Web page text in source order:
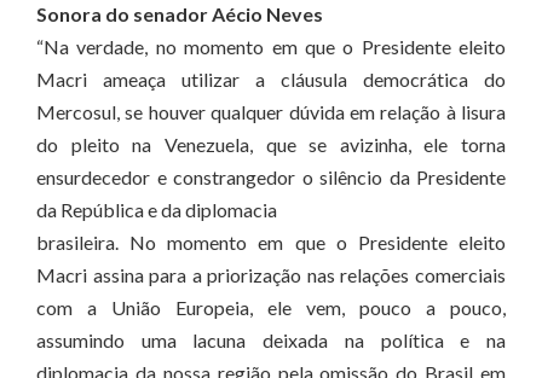
Sonora do senador Aécio Neves
“Na verdade, no momento em que o Presidente eleito
Macri ameaça utilizar a cláusula democrática do
Mercosul, se houver qualquer dúvida em relação à lisura
do pleito na Venezuela, que se avizinha, ele torna
ensurdecedor e constrangedor o silêncio da Presidente
da República e da diplomacia
brasileira. No momento em que o Presidente eleito
Macri assina para a priorização nas relações comerciais
com a União Europeia, ele vem, pouco a pouco,
assumindo uma lacuna deixada na política e na
diplomacia da nossa região pela omissão do Brasil em